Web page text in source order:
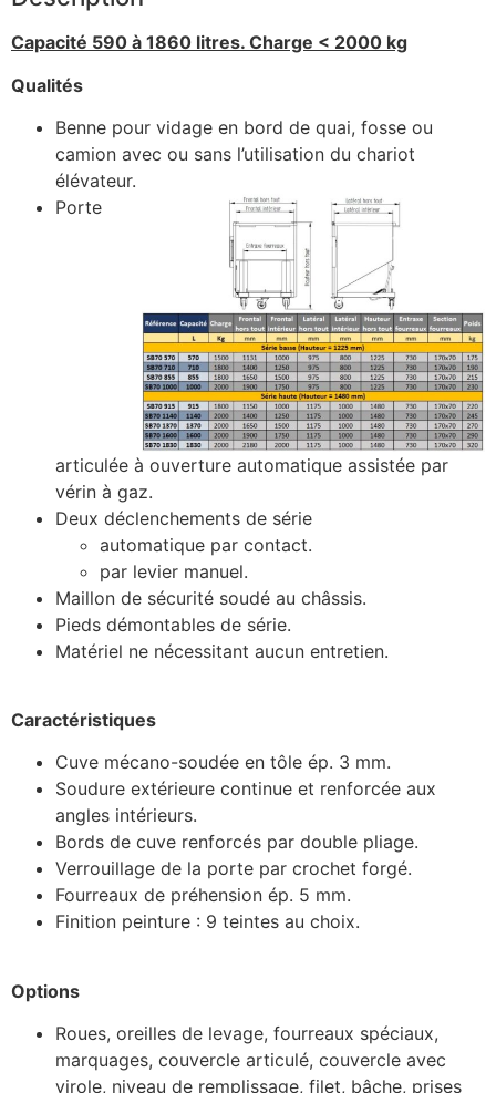
Capacité 590 à 1860 litres. Charge < 2000 kg
Qualités
Benne pour vidage en bord de quai, fosse ou
camion avec ou sans l’utilisation du chariot
élévateur.
Porte
articulée à ouverture automatique assistée par
vérin à gaz.
Deux déclenchements de série
automatique par contact.
par levier manuel.
Maillon de sécurité soudé au châssis.
Pieds démontables de série.
Matériel ne nécessitant aucun entretien.
Caractéristiques
Cuve mécano-soudée en tôle ép. 3 mm.
Soudure extérieure continue et renforcée aux
angles intérieurs.
Bords de cuve renforcés par double pliage.
Verrouillage de la porte par crochet forgé.
Fourreaux de préhension ép. 5 mm.
Finition peinture : 9 teintes au choix.
Options
Roues, oreilles de levage, fourreaux spéciaux,
marquages, couvercle articulé, couvercle avec
virole, niveau de remplissage, filet, bâche, prises